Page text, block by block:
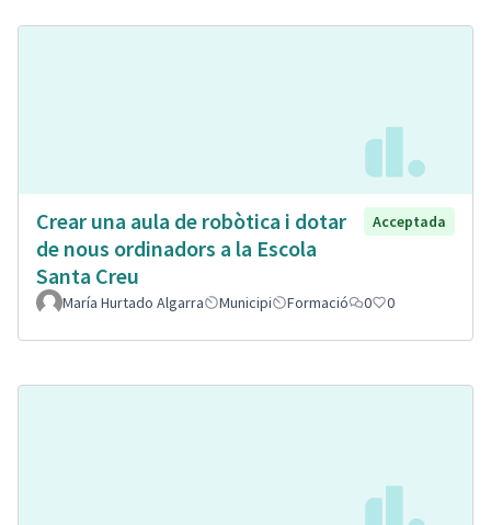
Crear una aula de robòtica i dotar
de nous ordinadors a la Escola
Santa Creu
Acceptada
María Hurtado Algarra Municipi Formació 0 0